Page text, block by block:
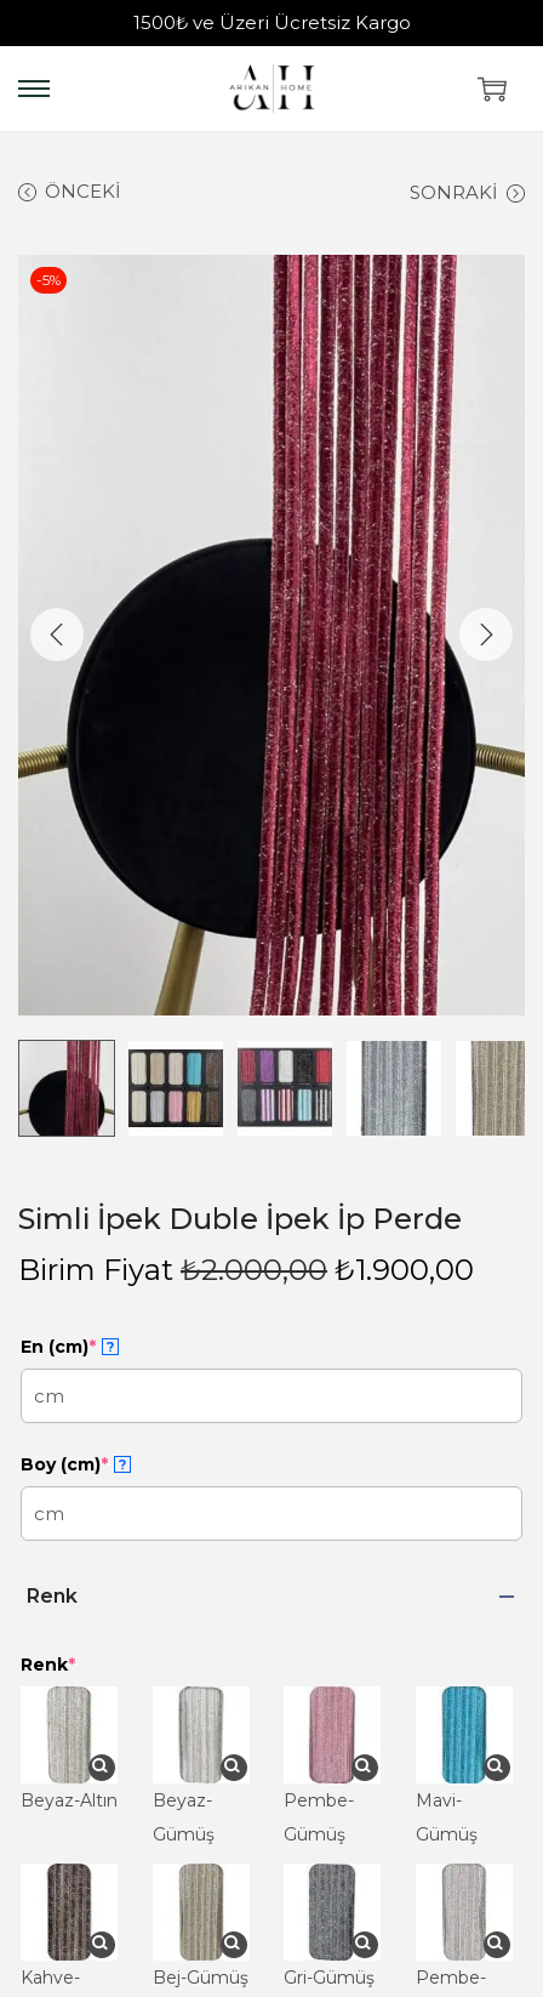
1500₺ ve Üzeri Ücretsiz Kargo
ÖNCEKI SONRAKI
-5%
Simli İpek Duble İpek İp Perde
Birim Fiyat ₺2.000,00 ₺1.900,00
En (cm)* ?
Boy (cm)* ?
Renk
Renk*
Beyaz-Altın
Beyaz-
Gümüş
Pembe-
Gümüş
Mavi-
Gümüş
Kahve-
Bej-Gümüş Gri-Gümüş
Pembe-